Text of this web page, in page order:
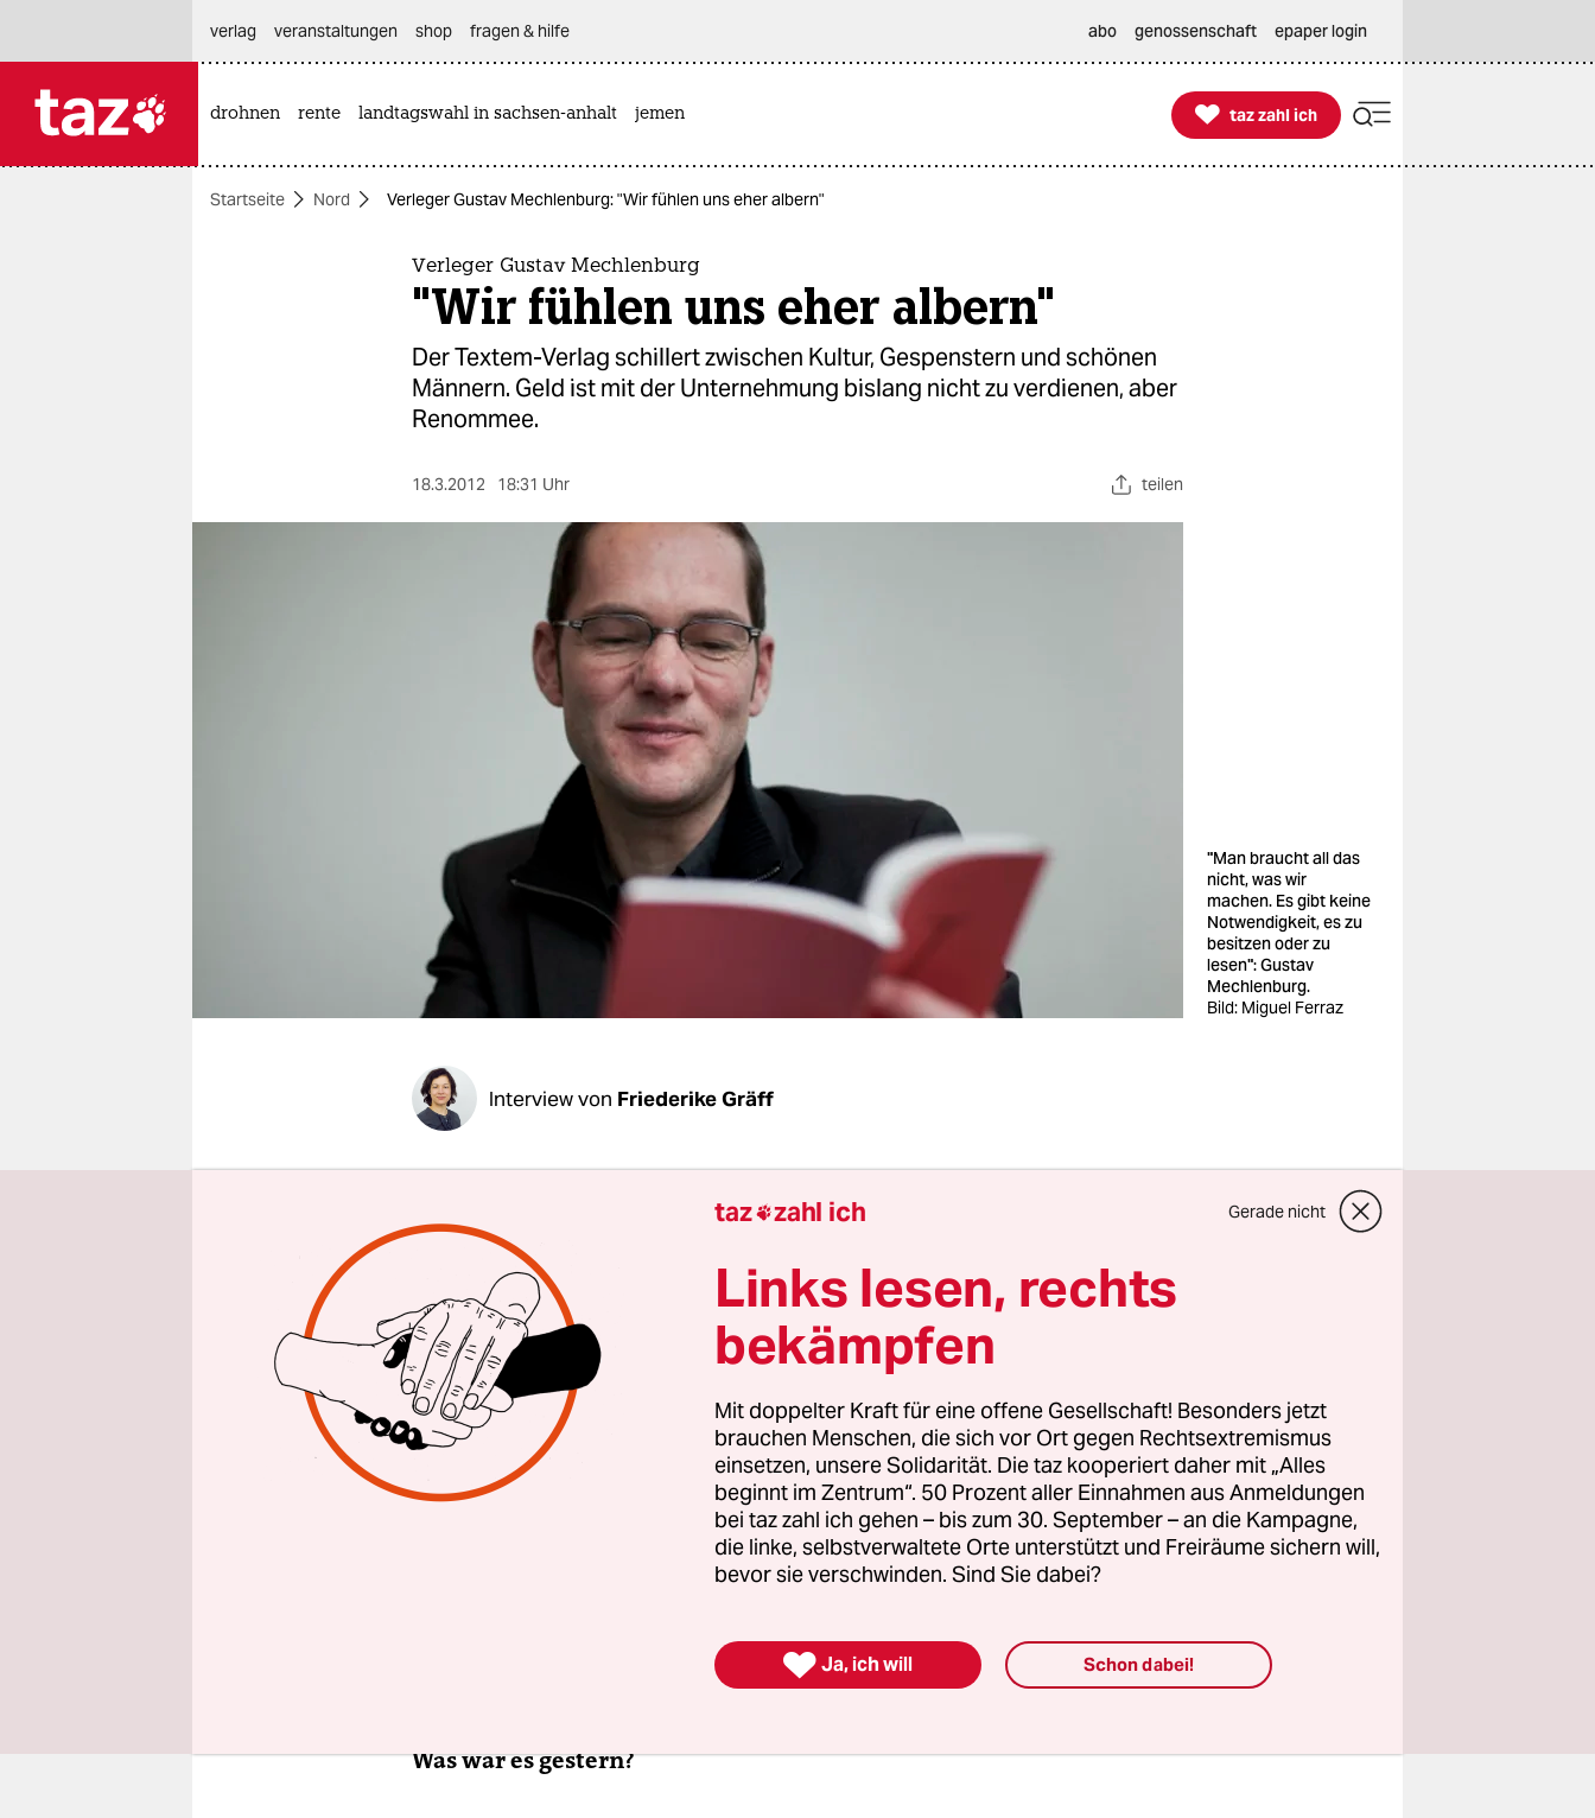
themen
genossenschaft
verlag
veranstaltungen shop fragen & hilfe abo genossenschaft epaper login
drohnen rente landtagswahl in sachsen-anhalt jemen 
taz zahl ich
taz zahl ich
Startseite Nord Verleger Gustav Mechlenburg: "Wir fühlen uns eher albern"
Verleger Gustav Mechlenburg
"Wir fühlen uns eher albern"
Der Textem-Verlag schillert zwischen Kultur, Gespenstern und schönen
Männern. Geld ist mit der Unternehmung bislang nicht zu verdienen, aber
Renommee.
18.3.2012 18:31 Uhr teilen
"Man braucht all das
nicht, was wir
machen. Es gibt keine
Notwendigkeit, es zu
besitzen oder zu
lesen": Gustav
Mechlenburg.
Bild: Miguel Ferraz
Interview von Friederike Gräff
taz: Herr Mechlenburg, Sie sehen müde aus.
Gustav Mechlenburg : Wir haben immer irgendetwas zu feiern.
Was war es gestern?
taz zahl ich Gerade nicht
Links lesen, rechts
bekämpfen
Mit doppelter Kraft für eine offene Gesellschaft! Besonders jetzt
brauchen Menschen, die sich vor Ort gegen Rechtsextremismus
einsetzen, unsere Solidarität. Die taz kooperiert daher mit „Alles
beginnt im Zentrum“. 50 Prozent aller Einnahmen aus Anmeldungen
bei taz zahl ich gehen – bis zum 30. September – an die Kampagne,
die linke, selbstverwaltete Orte unterstützt und Freiräume sichern will,
bevor sie verschwinden. Sind Sie dabei?
 Ja, ich will Schon dabei!